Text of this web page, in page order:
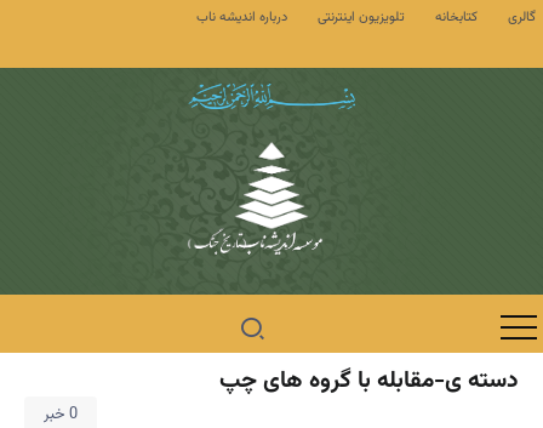
گالری کتابخانه تلویزیون اینترنتی درباره اندیشه ناب
دسته ی-مقابله با گروه های چپ
0 خبر